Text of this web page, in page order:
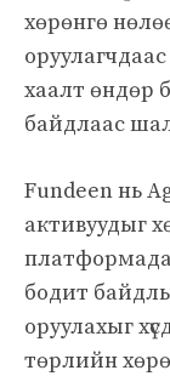
хөрөнгө
хаалт өндөр
байдлаас
Fundeen нь
активуудыг
бодит
оруулахыг
төрлийн